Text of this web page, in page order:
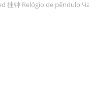
挂钟 Relógio de pêndulo